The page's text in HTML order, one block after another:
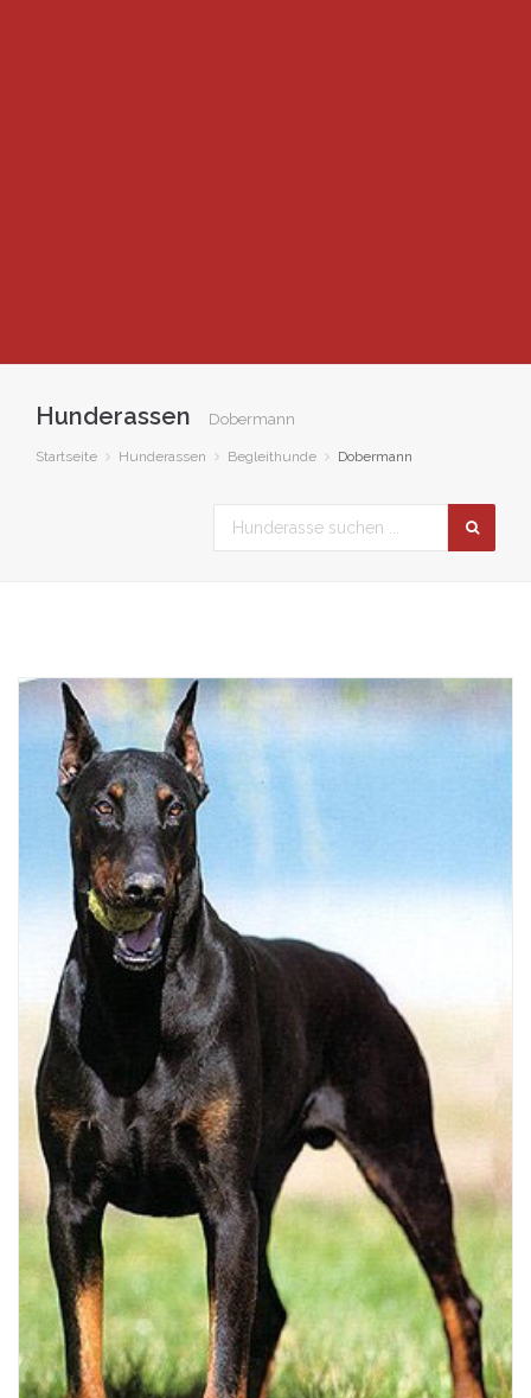
Hunderassen Dobermann
Startseite Hunderassen Begleithunde Dobermann